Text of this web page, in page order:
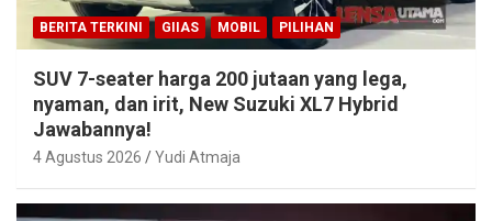
BERITA TERKINI GIIAS MOBIL PILIHAN
SUV 7-seater harga 200 jutaan yang lega,
nyaman, dan irit, New Suzuki XL7 Hybrid
Jawabannya!
4 Agustus 2026 Yudi Atmaja